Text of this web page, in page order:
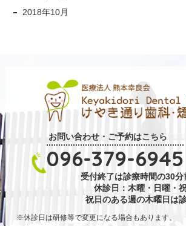
2018年10月
お問い合わせ・ご予約はこちら
096-379-6945
受付終了は診療時間の30分
休診日：木曜・日曜・
祝日のある週の木曜日は
休診日は研修等で変更になる場合もあります。